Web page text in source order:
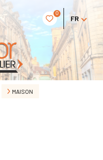
0
FR
MAISON